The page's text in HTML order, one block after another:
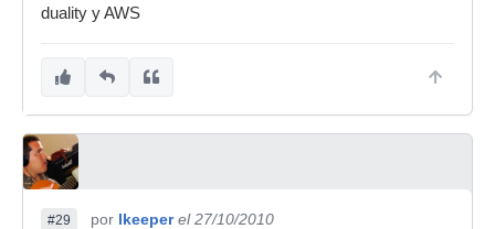
duality y AWS
#29 por lkeeper el 27/10/2010